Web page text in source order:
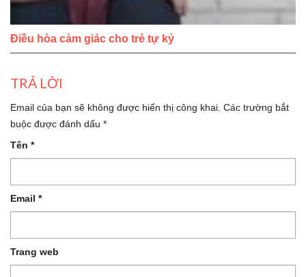
Điều hòa cảm giác cho trẻ tự kỷ
TRẢ LỜI
Email của bạn sẽ không được hiển thị công khai. Các trường bắt
buộc được đánh dấu *
Tên *
Email *
Trang web